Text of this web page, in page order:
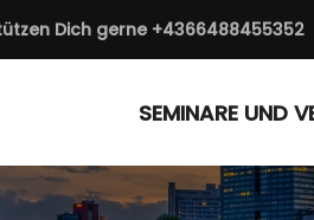
Dich gerne+4366488455352
SEMINARE UND